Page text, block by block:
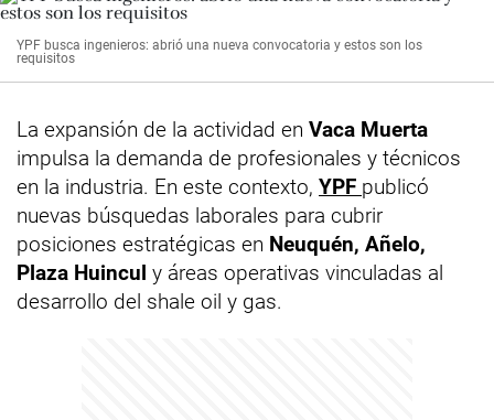
YPF busca ingenieros: abrió una nueva convocatoria y estos son los
requisitos
La expansión de la actividad en Vaca Muerta
impulsa la demanda de profesionales y técnicos
en la industria. En este contexto, YPF publicó
nuevas búsquedas laborales para cubrir
posiciones estratégicas en Neuquén, Añelo,
Plaza Huincul y áreas operativas vinculadas al
desarrollo del shale oil y gas.